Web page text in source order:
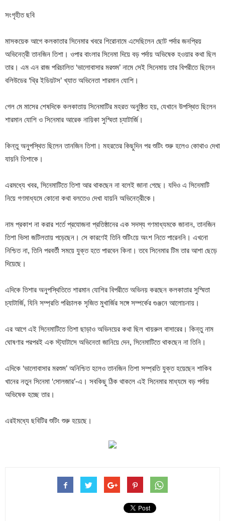
সংগৃহীত ছবি
মাসকয়েক আগে কলকাতার সিনেমার খবরে শিরোনামে এসেছিলেন ছোট পর্দার জনপ্রিয়
অভিনেত্রী তানজিন তিশা। ওপার বাংলার সিনেমা দিয়ে বড় পর্দায় অভিষেক হওয়ার কথা ছিল
তার। এম এন রাজ পরিচালিত ‘ভালোবাসার মরশুম’ নামে সেই সিনেমায় তার বিপরীতে ছিলেন
বলিউডের ‘থ্রি ইডিয়টস’ খ্যাত অভিনেতা শারমান যোশি।
গেল মে মাসের শেষদিকে কলকাতায় সিনেমাটির মহরত অনুষ্ঠিত হয়, যেখানে উপস্থিত ছিলেন
শারমান যোশি ও সিনেমার আরেক নায়িকা সুস্মিতা চ্যাটার্জি।
কিন্তু অনুপস্থিত ছিলেন তানজিন তিশা। মহরতের কিছুদিন পর শুটিং শুরু হলেও কোথাও দেখা
যায়নি তিশাকে।
এরমধ্যে খবর, সিনেমাটিতে তিশা আর থাকছেন না বলেই জানা গেছে। যদিও এ সিনেমাটি
নিয়ে গণমাধ্যমে কোনো কথা বলতেও দেখা যায়নি অভিনেত্রীকে।
নাম প্রকাশ না করার শর্তে প্রযোজনা প্রতিষ্ঠানের এক সদস্য গণমাধ্যমকে জানান, তানজিন
তিশা ভিসা জটিলতায় পড়েছেন। সে কারণেই তিনি শুটিংয়ে অংশ নিতে পারেননি। এখনো
নিশ্চিত না, তিনি পরবর্তী সময়ে যুক্ত হতে পারবেন কিনা। তবে সিনেমার টিম তার আশা ছেড়ে
দিয়েছে।
এদিকে তিশার অনুপস্থিতিতে শারমান যোশির বিপরীতে অভিনয় করছেন কলকাতার সুস্মিতা
চ্যাটার্জি, যিনি সম্প্রতি পরিচালক সৃজিত মুখার্জির সঙ্গে সম্পর্কের গুঞ্জনে আলোচনায়।
এর আগে এই সিনেমাটিতে তিশা ছাড়াও অভিনয়ের কথা ছিল খায়রুল বাসারের। কিন্তু নাম
ঘোষণার পরপরই এক স্ট্যাটাসে অভিনেতা জানিয়ে দেন, সিনেমাটিতে থাকছেন না তিনি।
এদিকে ‘ভালোবাসার মরশুম’ অনিশ্চিত হলেও তানজিন তিশা সম্প্রতি যুক্ত হয়েছেন শাকিব
খানের নতুন সিনেমা ‘সোলজার’-এ। সবকিছু ঠিক থাকলে এই সিনেমার মাধ্যমে বড় পর্দায়
অভিষেক হচ্ছে তার।
এরইমধ্যে ছবিটির শুটিং শুরু হয়েছে।